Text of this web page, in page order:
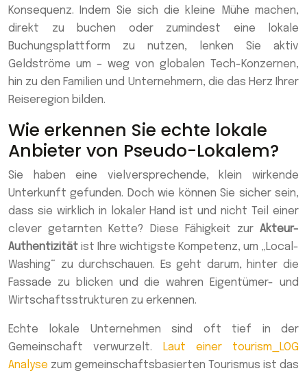
Konsequenz. Indem Sie sich die kleine Mühe machen,
direkt zu buchen oder zumindest eine lokale
Buchungsplattform zu nutzen, lenken Sie aktiv
Geldströme um – weg von globalen Tech-Konzernen,
hin zu den Familien und Unternehmern, die das Herz Ihrer
Reiseregion bilden.
Wie erkennen Sie echte lokale
Anbieter von Pseudo-Lokalem?
Sie haben eine vielversprechende, klein wirkende
Unterkunft gefunden. Doch wie können Sie sicher sein,
dass sie wirklich in lokaler Hand ist und nicht Teil einer
clever getarnten Kette? Diese Fähigkeit zur Akteur-
Authentizität ist Ihre wichtigste Kompetenz, um „Local-
Washing“ zu durchschauen. Es geht darum, hinter die
Fassade zu blicken und die wahren Eigentümer- und
Wirtschaftsstrukturen zu erkennen.
Echte lokale Unternehmen sind oft tief in der
Gemeinschaft verwurzelt.
Laut einer tourism_LOG
Analyse zum gemeinschaftsbasierten Tourismus ist das